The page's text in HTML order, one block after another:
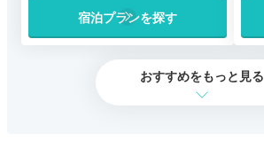
宿泊プランを探す
おすすめをもっと見る